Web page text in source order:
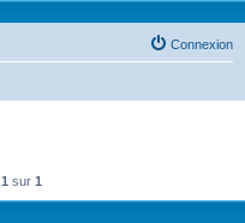
Connexion
1 sur 1